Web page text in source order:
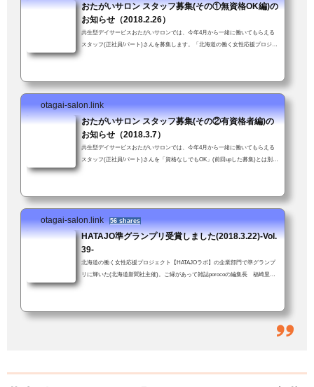
おたがいサロン スタッフ募集(その①無資格OK編)の
お知らせ（2018.2.26）
共生型デイサービスおたがいサロンでは、今年4月から一緒に働いてもらえる
スタッフ(正社員/パート)さんを募集します。「北海道の働く女性応援プロジェ
齢も問いません。ただし車の普通免許を持ってて送迎業務に支障がなければ。
子育て中の方も安心。お子さん連れて来ての勤務も可！(いや、むしろ大歓
迎！)「送迎業務が可能である旨も強調して下さい」とスタッフかわちゃんに
つっこまれた...
otagai-salon.link
おたがいサロン スタッフ募集(その②有資格者編)の
お知らせ（2018.3.7）
共生型デイサービスおたがいサロンでは、今年4月から一緒に働いてもらえる
スタッフ(正社員/パート)さんを「資格なしでもOK」(前回upした募集)とは別に
てて送迎業務に支障がないこと。子育て中の方も安心。お子さん連れて来ての
勤務も可！(いや、むしろ大歓迎！)「スタッフ募集のお知らせ」ではあります
が、「おたがいサロンってこんなとこだよ」という話でもあります(前回より
ちょっと...
otagai-salon.link 56 shares
HATAJO準グランプリ受賞しました(2018.3.22)-Vol.
39-
北海道の働く女性応援プロジェクト【HATAJOラボ】の企業部門で準グランプ
リに輝いた(北海道新聞社主催)。ご縁があって雑誌porocoの編集長 福崎里美
結果を伝えると、職員も一緒に大喜び。おたがいサロンでは当たり前のこと
ない。特別な何かをやってるという実感もない。きっと、他の会社も同じよう